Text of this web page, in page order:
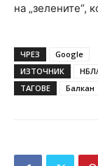
на „зелените“,
ЧРЕЗ
Google
ИЗТОЧНИК
ТАГОВЕ
Балкан